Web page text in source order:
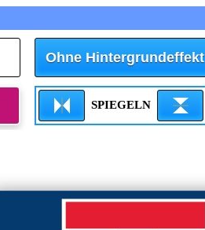
Ohne Hintergrundeffekt
SPIEGELN